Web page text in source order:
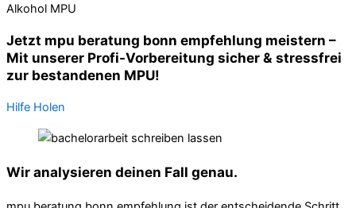
Alkohol MPU
Jetzt mpu beratung bonn empfehlung meistern –
Mit unserer Profi-Vorbereitung sicher & stressfrei
zur bestandenen MPU!
Hilfe Holen
Wir analysieren deinen Fall genau.